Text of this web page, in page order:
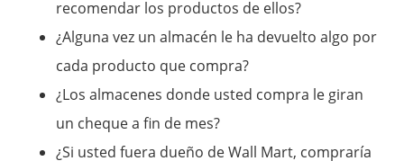
recomendar los productos de ellos?
¿Alguna vez un almacén le ha devuelto algo por
cada producto que compra?
¿Los almacenes donde usted compra le giran
un cheque a fin de mes?
¿Si usted fuera dueño de Wall Mart, compraría